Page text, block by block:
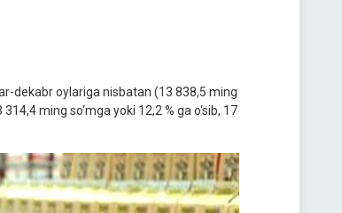
dekabr oylariga nisbatan (13 838,5 ming
ming so‘mga yoki 12,2 % ga o‘sib, 17